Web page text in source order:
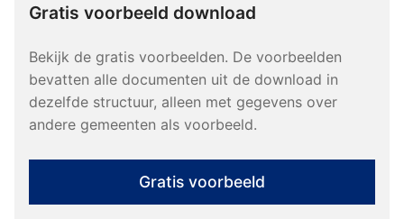
Gratis voorbeeld download
Bekijk de gratis voorbeelden. De voorbeelden
bevatten alle documenten uit de download in
dezelfde structuur, alleen met gegevens over
andere gemeenten als voorbeeld.
Gratis voorbeeld